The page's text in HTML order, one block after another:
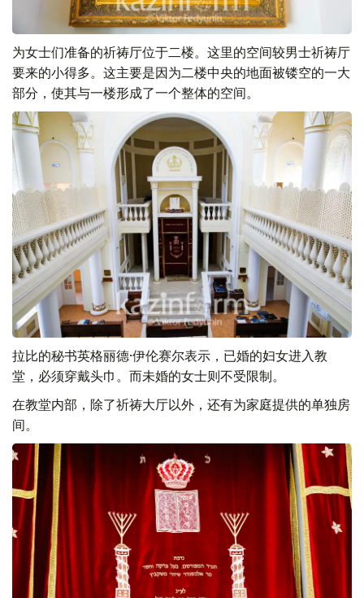
为女士们准备的祈祷厅位于二楼。这里的空间较男士祈祷厅
要来的小得多。这主要是因为二楼中央的地面被镂空的一大
部分，使其与一楼形成了一个整体的空间。
拉比的秘书英格丽德·伊伦赛尔表示，已婚的妇女进入教
堂，必须穿戴头巾。而未婚的女士则不受限制。
在教堂内部，除了祈祷大厅以外，还有为家庭提供的单独房
间。